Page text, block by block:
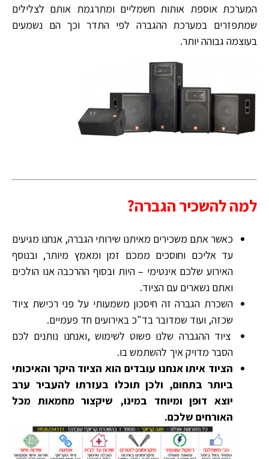
המערכת אוספת אותות חשמליים ומתרגמת אותם לצלילים
שמתפזרים במערכת ההגברה לפי התדר וכך הם נשמעים
בעוצמה גבוהה יותר.
למה להשכיר הגברה?
כאשר אתם משכירים מאיתנו שירותי הגברה, אנחנו מגיעים
עד אליכם וחוסכים ממכם זמן ומאמץ מיותר, ובנוסף
האירוע שלכם אינטימי – היות ובסוף ההרכבה אנו הולכים
ואתם נשארים עם הציוד.
השכרת הגברה זה חיסכון משמעותי על פני רכישת ציוד
שכזה, ועוד שמדובר בד"כ באירועים חד פעמיים.
ציוד ההגברה שלנו פשוט לשימוש ,ואנחנו נותנים לכם
הסבר מדויק איך להשתמש בו.
הציוד איתו אנחנו עובדים הוא הציוד היקר והאיכותי
ביותר בתחום, ולכן תוכלו בעזרתו להעביר ערב
יוצא דופן ומיוחד במינו, שיקצור מחמאות מכל
האורחים שלכם.